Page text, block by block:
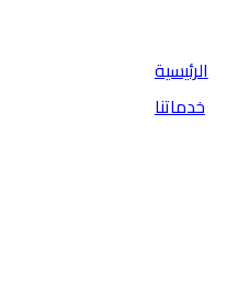
الرئيسية
خدماتنا